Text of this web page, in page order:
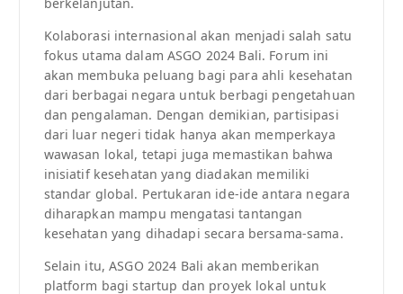
Kolaborasi internasional akan menjadi salah satu
fokus utama dalam ASGO 2024 Bali. Forum ini
akan membuka peluang bagi para ahli kesehatan
dari berbagai negara untuk berbagi pengetahuan
dan pengalaman. Dengan demikian, partisipasi
dari luar negeri tidak hanya akan memperkaya
wawasan lokal, tetapi juga memastikan bahwa
inisiatif kesehatan yang diadakan memiliki
standar global. Pertukaran ide-ide antara negara
diharapkan mampu mengatasi tantangan
kesehatan yang dihadapi secara bersama-sama.
Selain itu, ASGO 2024 Bali akan memberikan
platform bagi startup dan proyek lokal untuk